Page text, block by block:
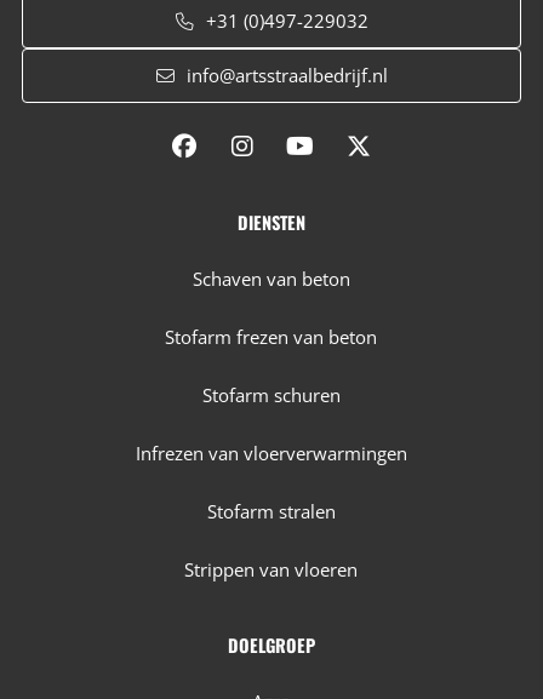
+31 (0)497-229032
info@artsstraalbedrijf.nl
DIENSTEN
Schaven van beton
Stofarm frezen van beton
Stofarm schuren
Infrezen van vloerverwarmingen
Stofarm stralen
Strippen van vloeren
DOELGROEP